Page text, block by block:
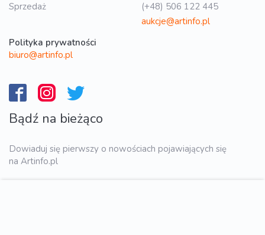
Sprzedaż
(+48) 506 122 445
aukcje@artinfo.pl
Polityka prywatności
biuro@artinfo.pl
Bądź na bieżąco
Dowiaduj się pierwszy o nowościach pojawiających się
na Artinfo.pl